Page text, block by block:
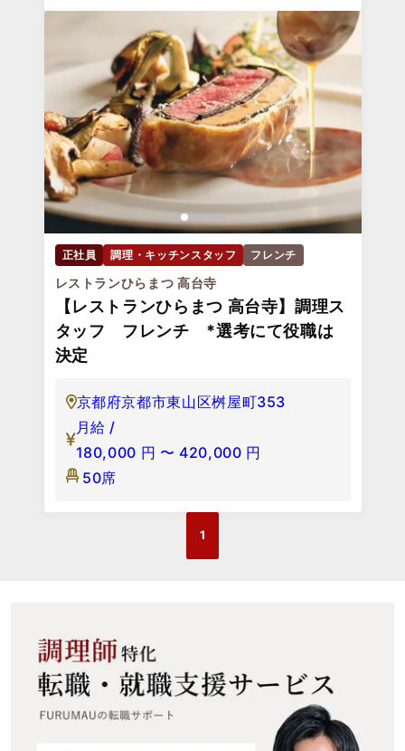
正社員 調理・キッチンスタッフ フレンチ
レストランひらまつ 高台寺
【レストランひらまつ 高台寺】調理ス
タッフ フレンチ *選考にて役職は
決定
京都府京都市東山区桝屋町353
月給 /
180,000 円 〜 420,000 円
50席
1